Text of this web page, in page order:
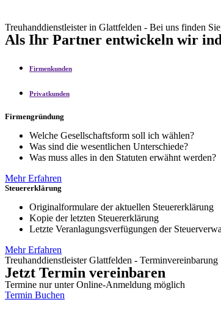
Treuhanddienstleister in Glattfelden - Bei uns finden
Als Ihr Partner entwickeln wir
Firmenkunden
Privatkunden
Firmengründung
Welche Gesellschaftsform soll ich wählen?
Was sind die wesentlichen Unterschiede?
Was muss alles in den Statuten erwähnt werden?
Mehr Erfahren
Steuererklärung
Originalformulare der aktuellen Steuererklärung
Kopie der letzten Steuererklärung
Letzte Veranlagungsverfügungen der
Mehr Erfahren
Treuhanddienstleister Glattfelden - Terminvereinbarung
Jetzt Termin vereinbaren
Termine nur unter Online-Anmeldung möglich
Termin Buchen